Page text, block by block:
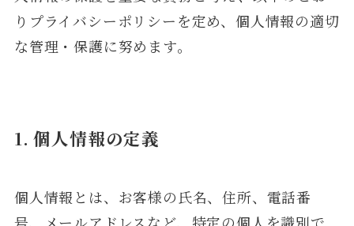
りプライバシーポリシーを定め、個人情報の適切
な管理・保護に努めます。
1. 個人情報の定義
個人情報とは、お客様の氏名、住所、電話番